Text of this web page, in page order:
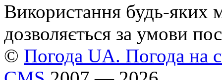
Використання будь-яких
дозволяється за умови
© Погода UA. Погода на